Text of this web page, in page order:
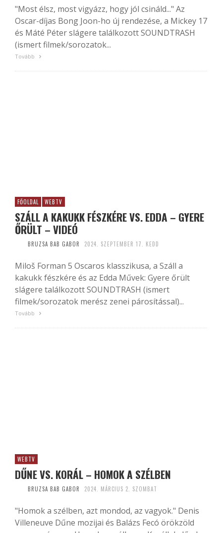
"Most élsz, most vigyázz, hogy jól csináld..." Az
Oscar-díjas Bong Joon-ho új rendezése, a Mickey 17
és Máté Péter slágere találkozott SOUNDTRASH
(ismert filmek/sorozatok...
Tovább
FŐOLDAL WEBTV
SZÁLL A KAKUKK FÉSZKÉRE VS. EDDA – GYERE
ŐRÜLT – VIDEÓ
BRUZSA BAB GABOR 2024. SZEPTEMBER 17. KEDD
Miloš Forman 5 Oscaros klasszikusa, a Száll a
kakukk fészkére és az Edda Művek: Gyere őrült
slágere találkozott SOUNDTRASH (ismert
filmek/sorozatok merész zenei párosítással)...
Tovább
WEBTV
DŰNE VS. KORÁL – HOMOK A SZÉLBEN
BRUZSA BAB GABOR 2024. MÁRCIUS 2. SZOMBAT
"Homok a szélben, azt mondod, az vagyok." Denis
Villeneuve Dűne mozijai és Balázs Fecó örökzöld